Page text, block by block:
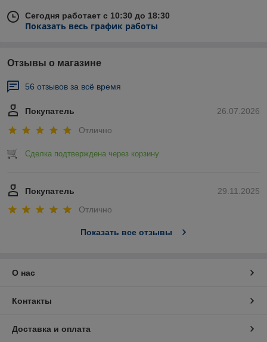
Сегодня работает с 10:30 до 18:30
Показать весь график работы
Отзывы о магазине
56 отзывов за всё время
26.07.2026
Покупатель
Отлично
Сделка подтверждена через корзину
29.11.2025
Покупатель
Отлично
Показать все отзывы
О нас
Контакты
Доставка и оплата